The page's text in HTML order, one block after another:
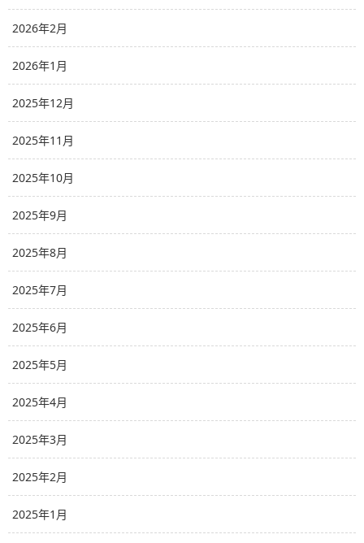
2026年2月
2026年1月
2025年12月
2025年11月
2025年10月
2025年9月
2025年8月
2025年7月
2025年6月
2025年5月
2025年4月
2025年3月
2025年2月
2025年1月